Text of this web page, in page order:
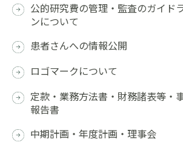
公的研究費の管理・監査のガイド
ンについて
患者さんへの情報公開
ロゴマークについて
定款・業務方法書・財務諸表等・
報告書
中期計画・年度計画・理事会